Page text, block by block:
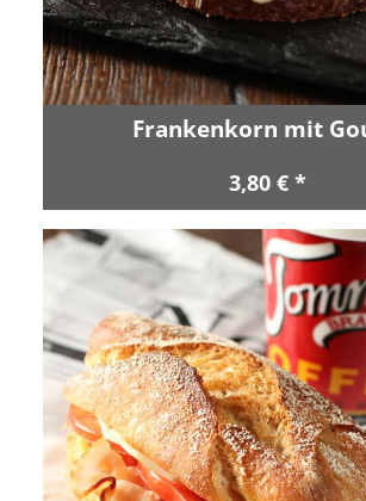
Frankenkorn mit
3,80 € *